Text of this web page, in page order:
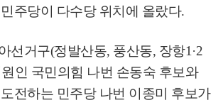
주당이 다수당 위치에 올랐다.
선거구(정발산동, 풍산동, 장항1·2
인 국민의힘 나번 손동숙 후보와
전하는 민주당 나번 이종미 후보가